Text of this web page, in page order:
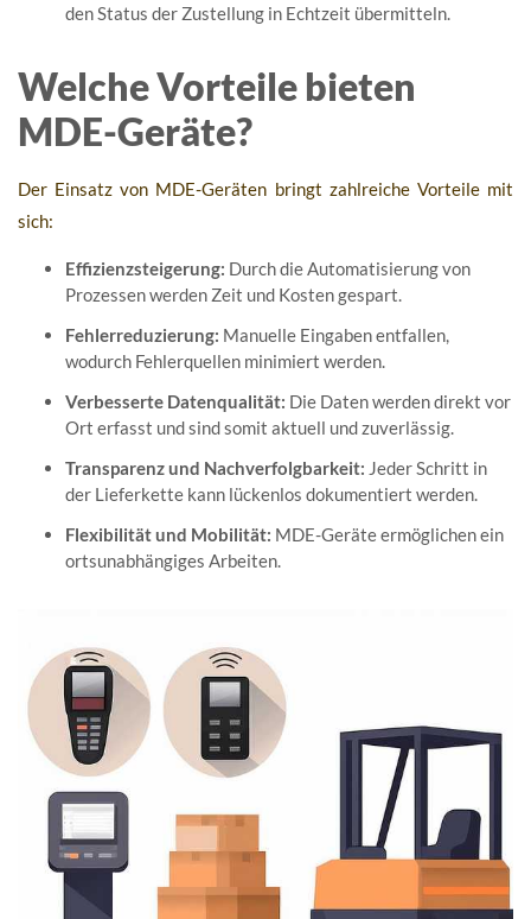
den Status der Zustellung in Echtzeit übermitteln.
Welche Vorteile bieten
MDE-Geräte?
Der Einsatz von MDE-Geräten bringt zahlreiche Vorteile mit
sich:
Effizienzsteigerung: Durch die Automatisierung von
Prozessen werden Zeit und Kosten gespart.
Fehlerreduzierung: Manuelle Eingaben entfallen,
wodurch Fehlerquellen minimiert werden.
Verbesserte Datenqualität: Die Daten werden direkt vor
Ort erfasst und sind somit aktuell und zuverlässig.
Transparenz und Nachverfolgbarkeit: Jeder Schritt in
der Lieferkette kann lückenlos dokumentiert werden.
Flexibilität und Mobilität: MDE-Geräte ermöglichen ein
ortsunabhängiges Arbeiten.